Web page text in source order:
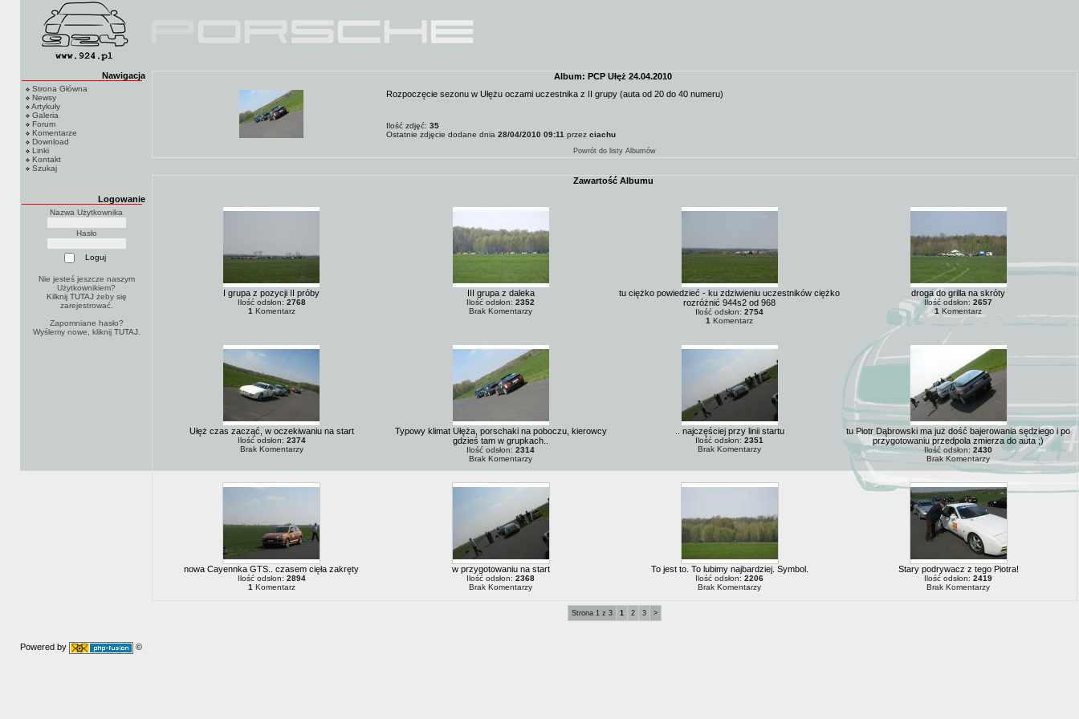
Nawigacja
Strona Główna
Newsy
Artykuły
Galeria
Forum
Komentarze
Download
Linki
Kontakt
Szukaj
Logowanie
Nazwa Użytkownika
Hasło
Nie jesteś jeszcze naszym
Użytkownikiem?
Kilknij TUTAJżeby się
zarejestrować.
Zapomniane hasło?
Wyślemy nowe, kliknij TUTAJ.
Album: PCP Ułęż 24.04.2010
Rozpoczęcie sezonu w Ułężu oczami uczestnika z II grupy (auta od 20 do 40 numeru)
Ilość zdjęć: 35
Ostatnie zdjęcie dodane dnia 28/04/2010 09:11 przez ciachu
Powrót do listy Albumów
Zawartość Albumu
I grupa z pozycji II próby
Ilość odsłon: 2768
1 Komentarz
III grupa z daleka
Ilość odsłon: 2352
Brak Komentarzy
tu ciężko powiedzieć - ku zdziwieniu uczestników ciężko
rozróżnić 944s2 od 968
Ilość odsłon: 2754
1 Komentarz
droga do grilla na skróty
Ilość odsłon: 2657
1 Komentarz
Ułęż czas zacząć, w oczekiwaniu na start
Ilość odsłon: 2374
Brak Komentarzy
Typowy klimat Ułęża, porschaki na poboczu, kierowcy
gdzieś tam w grupkach..
Ilość odsłon: 2314
Brak Komentarzy
.. najczęściej przy linii startu
Ilość odsłon: 2351
Brak Komentarzy
tu Piotr Dąbrowski ma już dość bajerowania sędziego i po
przygotowaniu przedpola zmierza do auta ;)
Ilość odsłon: 2430
Brak Komentarzy
nowa Cayennka GTS.. czasem cięła zakręty
Ilość odsłon: 2894
1 Komentarz
w przygotowaniu na start
Ilość odsłon: 2368
Brak Komentarzy
To jest to. To lubimy najbardziej. Symbol.
Ilość odsłon: 2206
Brak Komentarzy
Stary podrywacz z tego Piotra!
Ilość odsłon: 2419
Brak Komentarzy
Strona 1 z 3 1 2 3 >
Powered by ©